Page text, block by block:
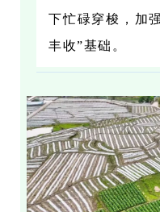
下忙碌穿梭，加
丰收”基础。